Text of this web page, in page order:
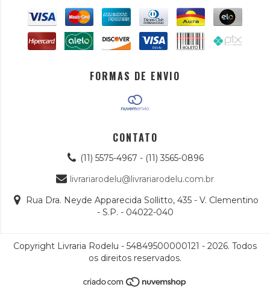
FORMAS DE ENVIO
CONTATO
(11) 5575-4967 - (11) 3565-0896
livrariarodelu@livrariarodelu.com.br
Rua Dra. Neyde Apparecida Sollitto, 435 - V. Clementino
- S.P. - 04022-040
Copyright Livraria Rodelu - 54849500000121 - 2026. Todos
os direitos reservados.